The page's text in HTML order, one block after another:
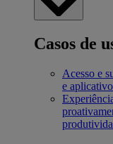
Casos de
Acesso e
e